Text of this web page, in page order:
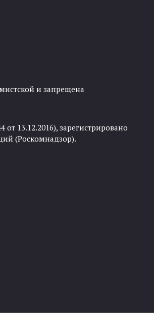
и запрещена
13.12.2016), зарегистрировано
(Роскомнадзор).